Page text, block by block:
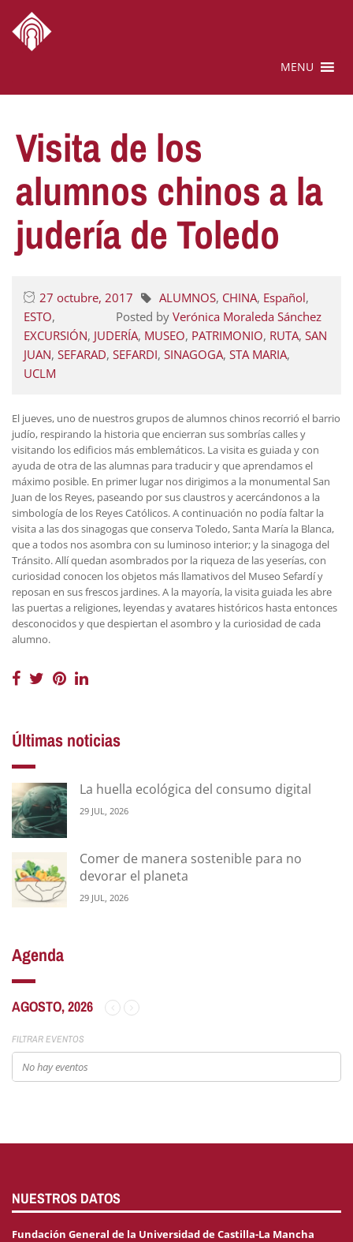
MENU
Visita de los
alumnos chinos a la
judería de Toledo
27 octubre, 2017
Posted by Verónica Moraleda Sánchez
ALUMNOS, CHINA, Español,
ESTO,
EXCURSIÓN, JUDERÍA, MUSEO, PATRIMONIO, RUTA, SAN
JUAN, SEFARAD, SEFARDI, SINAGOGA, STA MARIA,
UCLM
El jueves, uno de nuestros grupos de alumnos chinos recorrió el barrio
judío, respirando la historia que encierran sus sombrías calles y
visitando los edificios más emblemáticos. La visita es guiada y con
ayuda de otra de las alumnas para traducir y que aprendamos el
máximo posible. En primer lugar nos dirigimos a la monumental San
Juan de los Reyes, paseando por sus claustros y acercándonos a la
simbología de los Reyes Católicos. A continuación no podía faltar la
visita a las dos sinagogas que conserva Toledo, Santa María la Blanca,
que a todos nos asombra con su luminoso interior; y la sinagoga del
Tránsito. Allí quedan asombrados por la riqueza de las yeserías, con
curiosidad conocen los objetos más llamativos del Museo Sefardí y
reposan en sus frescos jardines. A la mayoría, la visita guiada les abre
las puertas a religiones, leyendas y avatares históricos hasta entonces
desconocidos y que despiertan el asombro y la curiosidad de cada
alumno.
Últimas noticias
La huella ecológica del consumo digital
29 JUL, 2026
Comer de manera sostenible para no
devorar el planeta
29 JUL, 2026
Agenda
AGOSTO, 2026
FILTRAR EVENTOS
No hay eventos
NUESTROS DATOS
Fundación General de la Universidad de Castilla-La Mancha